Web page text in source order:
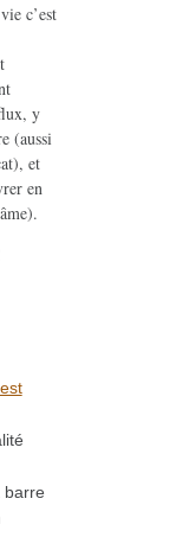
c’est
y
(aussi
et
en